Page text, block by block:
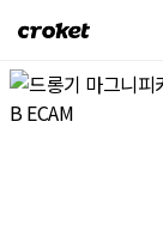
크
켓